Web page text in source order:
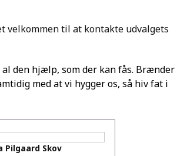
velkommen til at kontakte udvalgets
den hjælp, som der kan fås. Brænder
med at vi hygger os, så hiv fat i
Pilgaard Skov